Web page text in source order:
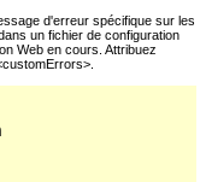
d'erreur spécifique sur les
un fichier de configuration
Web en cours. Attribuez